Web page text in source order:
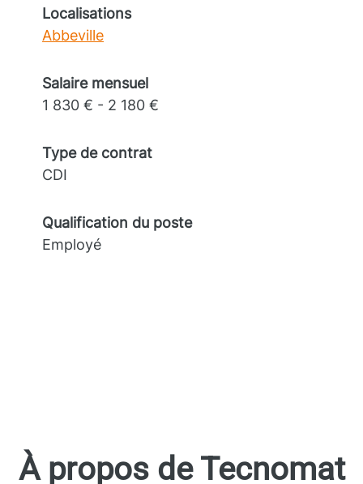
Localisations
Abbeville
Salaire mensuel
1 830 € - 2 180 €
Type de contrat
CDI
Qualification du poste
Employé
À propos de Tecnomat